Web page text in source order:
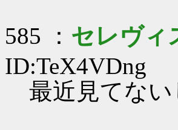
585 ： セレヴィ
ID:TeX4VDng
最近見てな